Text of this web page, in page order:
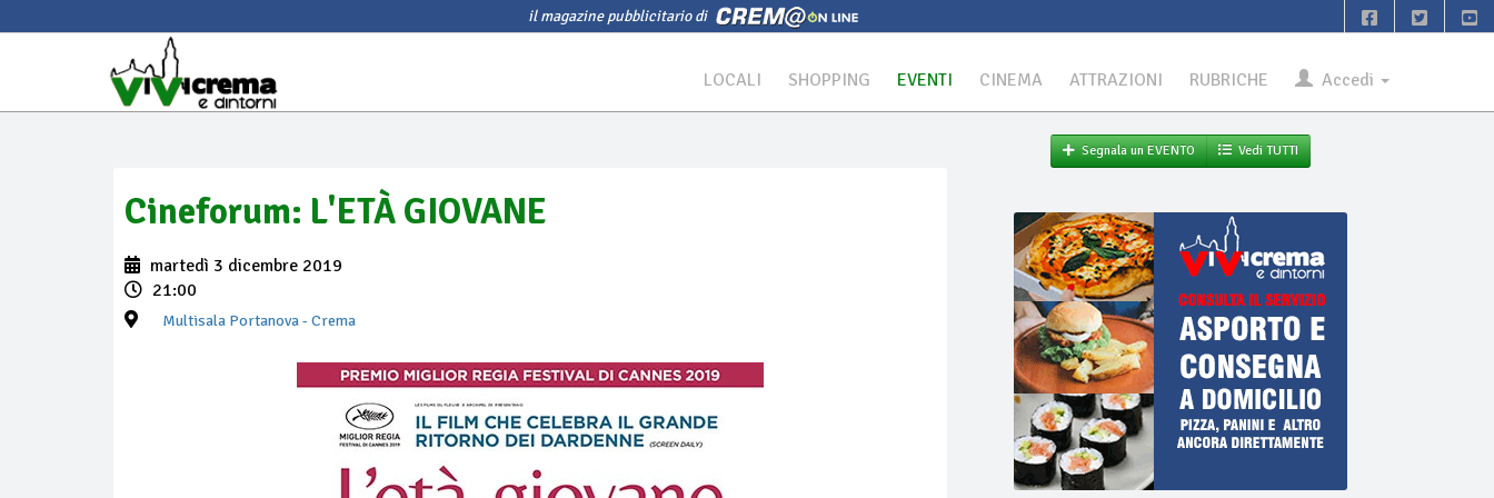
il magazine pubblicitario di
LOCALI SHOPPING EVENTI CINEMA ATTRAZIONI RUBRICHE Accedi
Cineforum: L'ETÀ GIOVANE
martedì 3 dicembre 2019
21:00
Multisala Portanova- Crema
Segnala un EVENTO Vedi TUTTI